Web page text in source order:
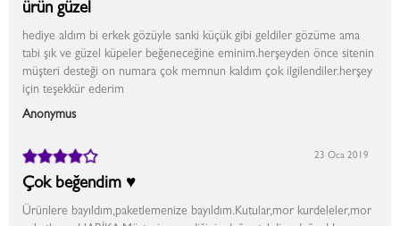
ürün güzel
hediye aldım bi erkek gözüyle sanki küçük gibi geldiler gözüme ama
tabi şık ve güzel küpeler beğeneceğine eminim.herşeyden önce sitenin
müşteri desteği on numara çok memnun kaldım çok ilgilendiler.herşey
için teşekkür ederim
Anonymus
Çok beğendim ♥
Ürünlere bayıldım,paketlemenize bayıldım.Kutular,mor kurdeleler,mor
23 Oca 2019